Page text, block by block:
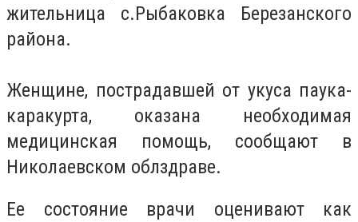
жительница с.Рыбаковка Березанского
района.
Женщине, пострадавшей от укуса паука-
каракурта, оказана необходимая
медицинская помощь, сообщают в
Николаевском облздраве.
Ее состояние врачи оценивают как